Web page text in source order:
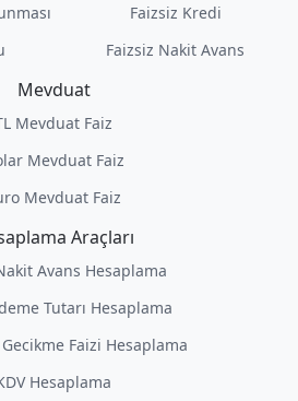
Faizsiz Kredi
Faizsiz Nakit Avans
Mevduat
Mevduat Faiz
Mevduat Faiz
Mevduat Faiz
Araçları
Avans Hesaplama
Tutarı Hesaplama
Faizi Hesaplama
Hesaplama